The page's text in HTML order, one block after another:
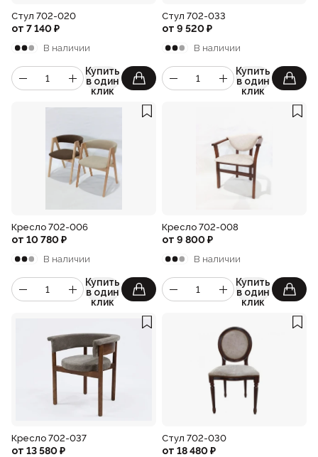
Стул 702-020
от 7 140₽
В наличии
Купить
в один
клик
Стул 702-033
от 9 520₽
В наличии
Купить
в один
клик
Кресло 702-006
от 10 780₽
В наличии
Купить
в один
клик
Кресло 702-008
от 9 800₽
В наличии
Купить
в один
клик
Кресло 702-037
от 13 580₽
Стул 702-030
от 18 480₽